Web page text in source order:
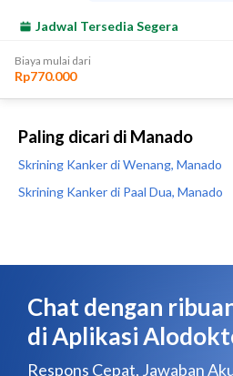
Paling dicari di Manado
Skrining Kanker di Wenang, Manado
Skrining Kanker di Paal Dua, Manado